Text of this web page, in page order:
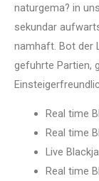
naturgema? in
sekundar
namhaft. Bot der
gefuhrte Partien,
Real time
Real time
Live
Real time